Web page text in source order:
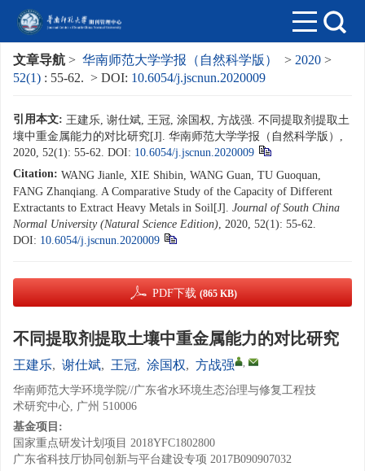
文章导航 > 华南师范大学学报（自然科学版） > 2020 >
52(1) : 55-62. > DOI: 10.6054/j.jscnun.2020009
引用本文: 王建乐, 谢仕斌, 王冠, 涂国权, 方战强. 不同提取剂提取土
壤中重金属能力的对比研究[J]. 华南师范大学学报（自然科学版）,
2020, 52(1): 55-62. DOI: 10.6054/j.jscnun.2020009
Citation: WANG Jianle, XIE Shibin, WANG Guan, TU Guoquan,
FANG Zhanqiang. A Comparative Study of the Capacity of Different
Extractants to Extract Heavy Metals in Soil[J]. Journal of South China
Normal University (Natural Science Edition), 2020, 52(1): 55-62.
DOI: 10.6054/j.jscnun.2020009
PDF下载 (865 KB)
不同提取剂提取土壤中重金属能力的对比研究
王建乐, 谢仕斌, 王冠, 涂国权, 方战强 ,
华南师范大学环境学院//广东省水环境生态治理与修复工程技
术研究中心, 广州 510006
基金项目:
国家重点研发计划项目 2018YFC1802800
广东省科技厅协同创新与平台建设专项 2017B090907032